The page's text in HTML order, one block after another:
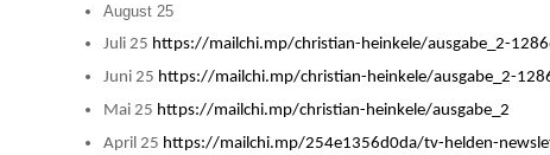
August 25
Juli 25 https://mailchi.mp/christian-heinkele/ausgabe_2-
Juni 25 https://mailchi.mp/christian-heinkele/ausgabe_2-
Mai 25 https://mailchi.mp/christian-heinkele/ausgabe_2
April 25 https://mailchi.mp/254e1356d0da/tv-helden-